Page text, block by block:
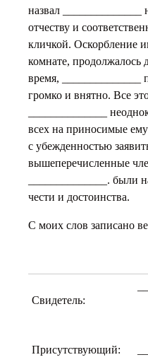
назвал ______________
отчеству и
кличкой. Оскорбление
комнате, продолжалось
время, ______________
громко и внятно. Все
______________
всех на приносимые
с убежденностью
вышеперечисленные
______________.
чести и достоинства.
С моих слов записано
Свидетель:
Присутствующий: